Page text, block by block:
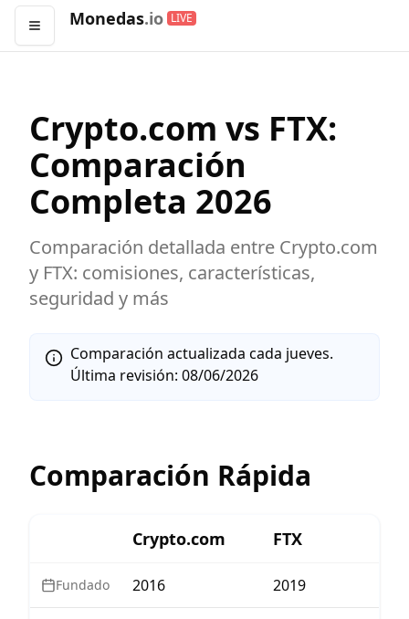
Abrir menú
Monedas.io LIVE
Crypto.com vs FTX:
Comparación
Completa 2026
Comparación detallada entre Crypto.com
y FTX: comisiones, características,
seguridad y más
Comparación actualizada cada jueves.
Última revisión: 08/06/2026
Comparación Rápida
Crypto.com FTX
Fundado 2016 2019